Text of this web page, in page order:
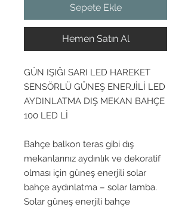
Sepete Ekle
Hemen Satın Al
GÜN IŞIĞI SARI LED HAREKET
SENSÖRLÜ GÜNEŞ ENERJİLİ LED
AYDINLATMA DIŞ MEKAN BAHÇE
100 LED Lİ
Bahçe balkon teras gibi dış
mekanlarınız aydınlık ve dekoratif
olması için güneş enerjili solar
bahçe aydınlatma – solar lamba.
Solar güneş enerjili bahçe